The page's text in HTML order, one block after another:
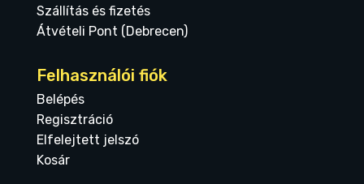
Szállítás és fizetés
Átvételi Pont (Debrecen)
Felhasználói fiók
Belépés
Regisztráció
Elfelejtett jelszó
Kosár